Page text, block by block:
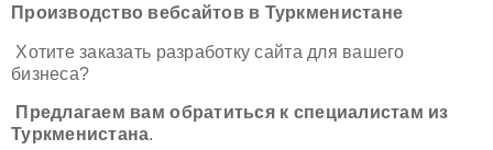
Производство вебсайтов в Туркменистане
Хотите заказать разработку сайта для вашего
бизнеса?
Предлагаем вам обратиться к специалистам из
Туркменистана.